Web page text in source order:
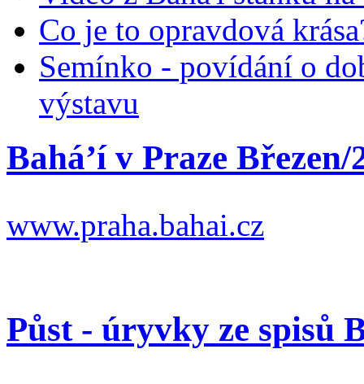
Co je to opravdová
Semínko - povídání o
výstavu
Bahá’í v Praze Březen/
www.praha.bahai.cz
Půst - úryvky ze spisů